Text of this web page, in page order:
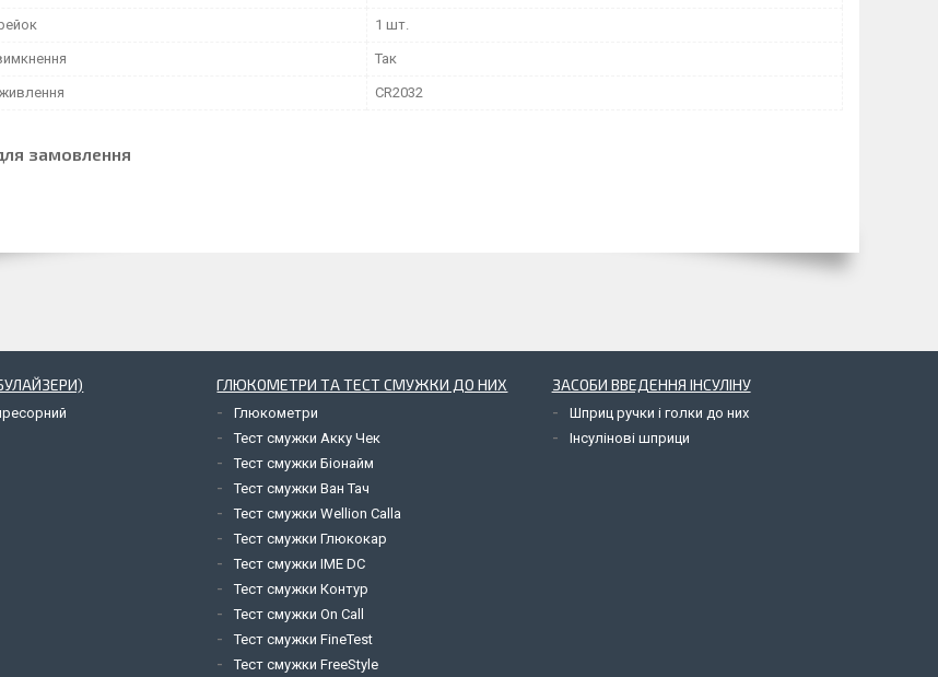
1 шт.
Так
CR2032
замовлення
ГЛЮКОМЕТРИ ТА ТЕСТ СМУЖКИ ДО НИХ
Глюкометри
Тест смужки Акку Чек
Тест смужки Біонайм
Тест смужки Ван Тач
Тест смужки Wellion Calla
Тест смужки Глюкокар
Тест смужки IME DC
Тест смужки Контур
Тест смужки On Call
Тест смужки FineTest
Тест смужки FreeStyle
ЗАСОБИ ВВЕДЕННЯ ІНСУЛІНУ
Шприц ручки і голки до них
Інсулінові шприци